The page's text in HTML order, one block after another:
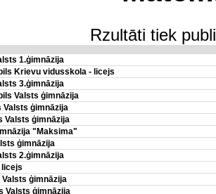
Rzultāti tiek
1.ģimnāzija
Krievu vidusskola - licejs
3.ģimnāzija
Valsts ģimnāzija
Valsts ģimnāzija
Valsts ģimnāzija
"Maksima"
ģimnāzija
2.ģimnāzija
licejs
Valsts ģimnāzija
Valsts ģimnāzija